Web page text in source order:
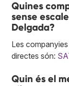
Quines
sense
Delgada?
Les
directes són:
Quin és el